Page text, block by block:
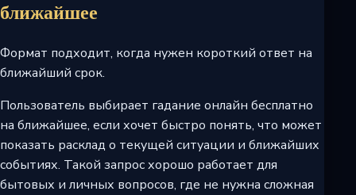
ближайшее
Формат подходит, когда нужен короткий ответ на
ближайший срок.
Пользователь выбирает гадание онлайн бесплатно
на ближайшее, если хочет быстро понять, что может
показать расклад о текущей ситуации и ближайших
событиях. Такой запрос хорошо работает для
бытовых и личных вопросов, где не нужна сложная